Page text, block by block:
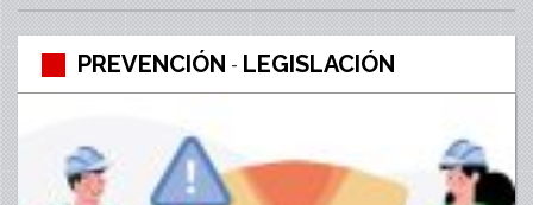
PREVENCIÓN - LEGISLACIÓN